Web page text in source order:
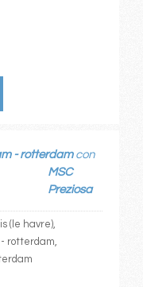
- rotterdamcon
MSC
Preziosa
(le havre),
rotterdam,